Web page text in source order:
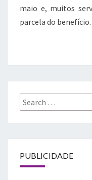
maio e, muitos
parcela do benefício.
Search
for:
PUBLICIDADE